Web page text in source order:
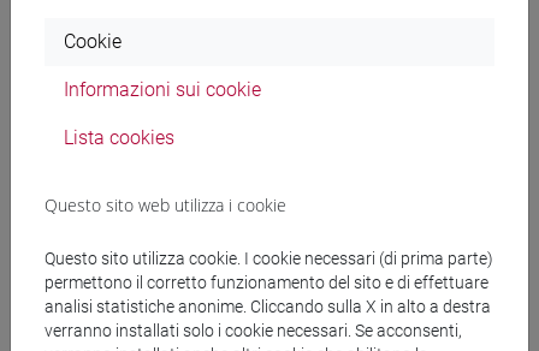
CESARALE Giorgio
Materiali didattici
Materiali su Moodle
Cookie
Informazioni sui cookie
Lista cookies
Questo sito web utilizza i cookie
Questo sito utilizza cookie. I cookie necessari (di prima parte)
permettono il corretto funzionamento del sito e di effettuare
analisi statistiche anonime. Cliccando sulla X in alto a destra
verranno installati solo i cookie necessari. Se acconsenti,